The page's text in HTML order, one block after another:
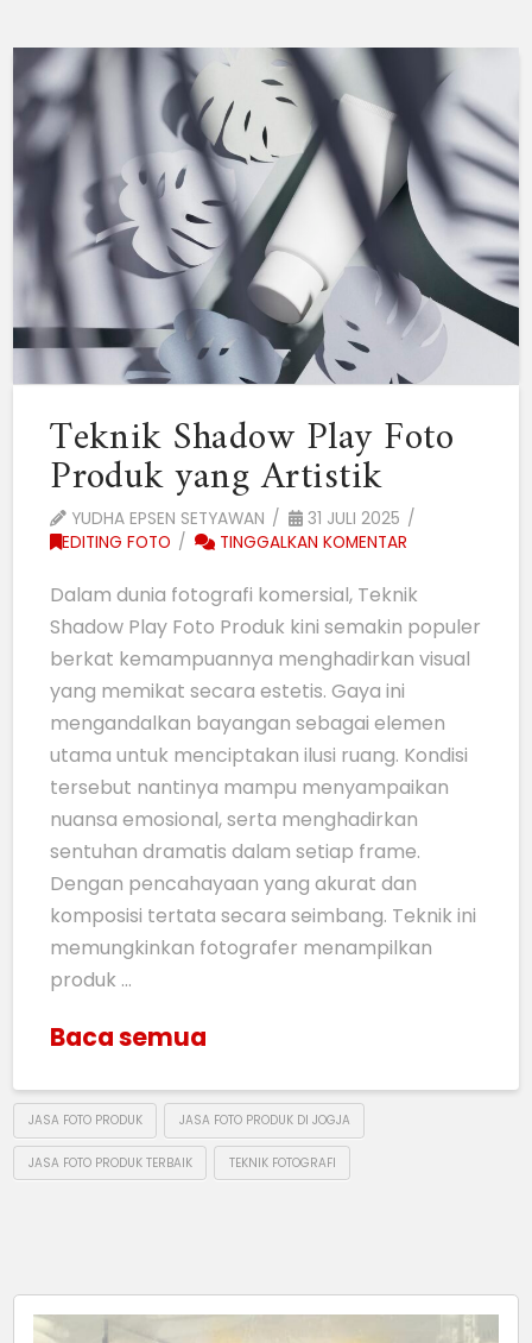
Teknik Shadow Play Foto
Produk yang Artistik
YUDHA EPSEN SETYAWAN
31 JULI 2025
EDITING FOTO
TINGGALKAN KOMENTAR
Dalam dunia fotografi komersial, Teknik
Shadow Play Foto Produk kini semakin populer
berkat kemampuannya menghadirkan visual
yang memikat secara estetis. Gaya ini
mengandalkan bayangan sebagai elemen
utama untuk menciptakan ilusi ruang. Kondisi
tersebut nantinya mampu menyampaikan
nuansa emosional, serta menghadirkan
sentuhan dramatis dalam setiap frame.
Dengan pencahayaan yang akurat dan
komposisi tertata secara seimbang. Teknik ini
memungkinkan fotografer menampilkan
produk …
Baca semua
JASA FOTO PRODUK JASA FOTO PRODUK DI JOGJA
JASA FOTO PRODUK TERBAIK TEKNIK FOTOGRAFI